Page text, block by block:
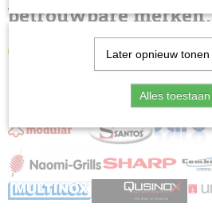
betrouwbare merken.
Later opnieuw tonen
Alles toestaan